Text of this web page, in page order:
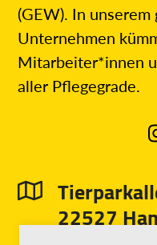
(GEW). In
Unternehmen
Mitarbeiter*innen
aller Pflegegrade.
22527